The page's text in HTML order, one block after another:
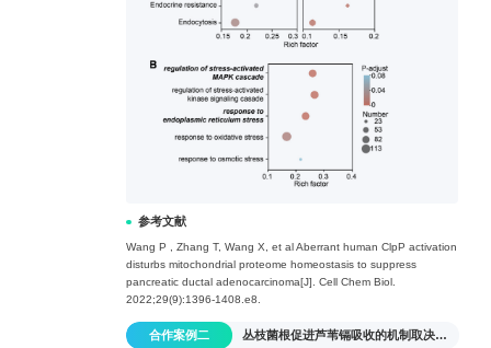
参考文献
Wang P , Zhang T, Wang X, et al Aberrant human ClpP activation
disturbs mitochondrial proteome homeostasis to suppress
pancreatic ductal adenocarcinoma[J]. Cell Chem Biol.
2022;29(9):1396-1408.e8.
合作案例二 丛枝菌根促进芦苇镉吸收的机制取决于磷浓度